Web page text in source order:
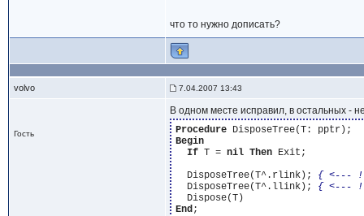
что то нужно дописать?
volvo 7.04.2007 13:43
Гость
В одном месте исправил, в остальных -
Procedure
Begin
If T = nil Then Exit;
  DisposeTree(T^.rlink);
{ <---
  DisposeTree(T^.llink);
{ <---
End